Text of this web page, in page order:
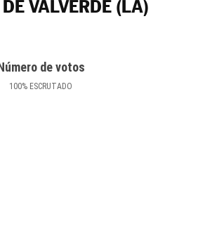
VALVERDE (LA)
de votos
100% ESCRUTADO